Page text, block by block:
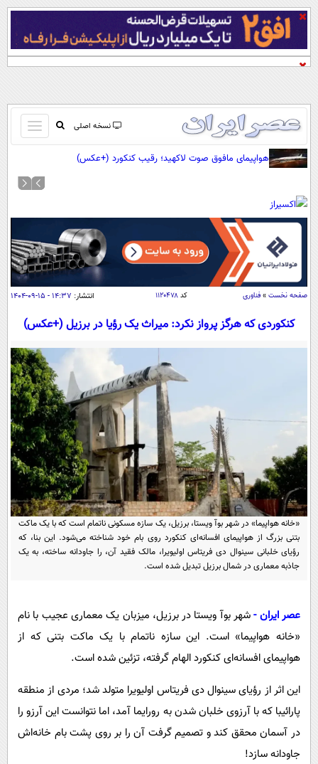
نسخه اصلی
باز
و
کردن
صفحه اول
آب و هوا
اوقات شرعی
پیوند ها
سیاسی
اقتصاد
اقتصادی
خودرو
جامعه
اجتماعی
حوادث
سلامت
یک برش دانایی
محیط زیست
سفر و تفریح
ورزشی
بین الملل
سیاست خارجی
فرهنگ و هنر
علم و دانش
فناوری و It
علمی
اخبار کریپتو
قرآن
گوناگون
سرگرمی
باشگاه مغز
فیلم
اقتصاد
سیاست
سرگرمی
گوناگون
عصر ایران 2
داستان کوتاه
پیامک
روانشناسی
آشپزی
دانلود
هواپیمای مافوق صوت لاکهید؛ رقیب کنکورد (+عکس)
صفحه نخست » فناوری کد ۱۱۲۰۴۷۸ انتشار: ۱۴:۳۷ - ۱۵-۰۹-۱۴۰۴
کنکوردی که هرگز پرواز نکرد: میراث یک رؤیا در برزیل‌ (+عکس)
«خانه هواپیما» در شهر بوآ ویستا، برزیل، یک سازه مسکونی ناتمام است که با یک ماکت
بتنی بزرگ از هواپیمای افسانه‌ای کنکورد روی بام خود شناخته می‌شود. این بنا، که
رؤیای خلبانی سینوال دی فریتاس اولیویرا، مالک فقید آن، را جاودانه ساخته، به یک
جاذبه معماری در شمال برزیل تبدیل شده است.
عصر ایران -شهر بوآ ویستا در برزیل، میزبان یک معماری عجیب با نام
«خانه هواپیما» است. این سازه ناتمام با یک ماکت بتنی که از
هواپیمای افسانه‌ای کنکورد الهام گرفته، تزئین شده است.
این اثر از رؤیای سینوال دی فریتاس اولیویرا متولد شد؛ مردی از منطقه
پارائیبا که با آرزوی خلبان شدن به رورایما آمد، اما نتوانست این آرزو را
در آسمان محقق کند و تصمیم گرفت آن را بر روی پشت بام خانه‌اش
جاودانه سازد!